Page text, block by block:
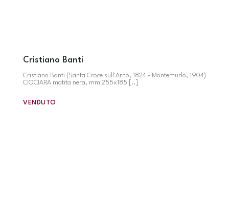
Cristiano Banti
Cristiano Banti (Santa Croce sull'Arno, 1824 - Montemurlo, 1904)
CIOCIARA matita nera, mm 255x185 [..]
VENDUTO